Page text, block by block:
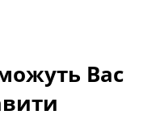
Вас